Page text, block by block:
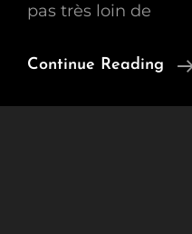
pas très loin de
Continue Reading